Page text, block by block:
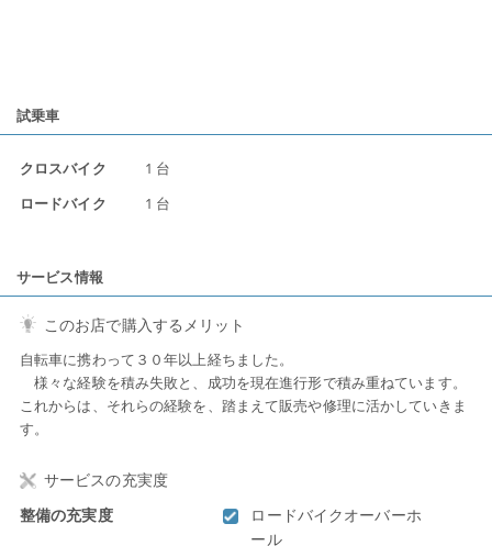
試乗車
クロスバイク
1 台
ロードバイク
1 台
サービス情報
このお店で購入するメリット
自転車に携わって３０年以上経ちました。
様々な経験を積み失敗と、成功を現在進行形で積み重ねています。
これからは、それらの経験を、踏まえて販売や修理に活かしていきま
す。
サービスの充実度
整備の充実度
ロードバイクオーバーホ
ール